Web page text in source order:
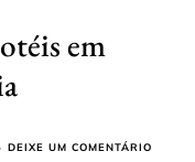
em
DEIXE UM COMENTÁRIO